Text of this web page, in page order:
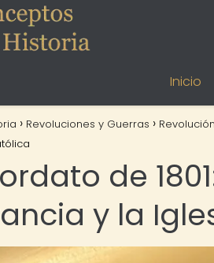
Inicio
Revoluciones y Guerras
de
y la